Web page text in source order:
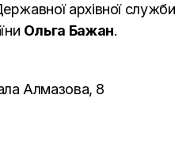
архівної служби
Ольга Бажан.
Алмазова, 8